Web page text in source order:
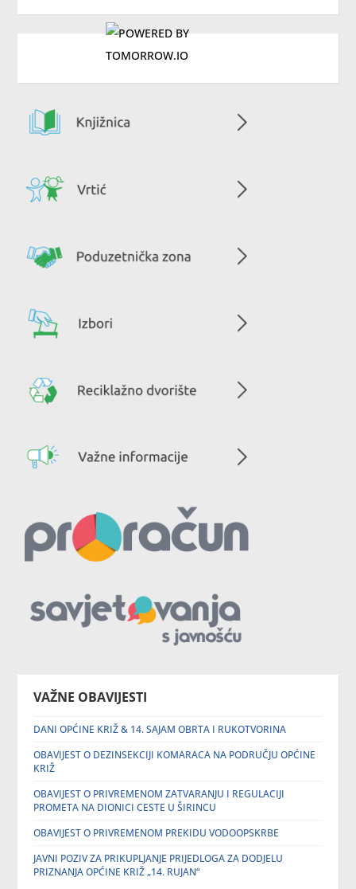
VAŽNE OBAVIJESTI
DANI OPĆINE KRIŽ & 14. SAJAM OBRTA I RUKOTVORINA
OBAVIJEST O DEZINSEKCIJI KOMARACA NA PODRUČJU OPĆINE
KRIŽ
OBAVIJEST O PRIVREMENOM ZATVARANJU I REGULACIJI
PROMETA NA DIONICI CESTE U ŠIRINCU
OBAVIJEST O PRIVREMENOM PREKIDU VODOOPSKRBE
JAVNI POZIV ZA PRIKUPLJANJE PRIJEDLOGA ZA DODJELU
PRIZNANJA OPĆINE KRIŽ „14. RUJAN“